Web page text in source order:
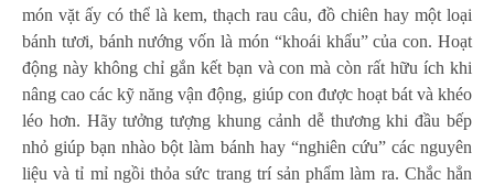
món vặt ấy có thể là kem, thạch rau câu, đồ chiên hay một loại
bánh tươi, bánh nướng vốn là món “khoái khẩu” của con. Hoạt
động này không chỉ gắn kết bạn và con mà còn rất hữu ích khi
nâng cao các kỹ năng vận động, giúp con được hoạt bát và khéo
léo hơn. Hãy tưởng tượng khung cảnh dễ thương khi đầu bếp
nhỏ giúp bạn nhào bột làm bánh hay “nghiên cứu” các nguyên
liệu và tỉ mỉ ngồi thỏa sức trang trí sản phẩm làm ra. Chắc hẳn